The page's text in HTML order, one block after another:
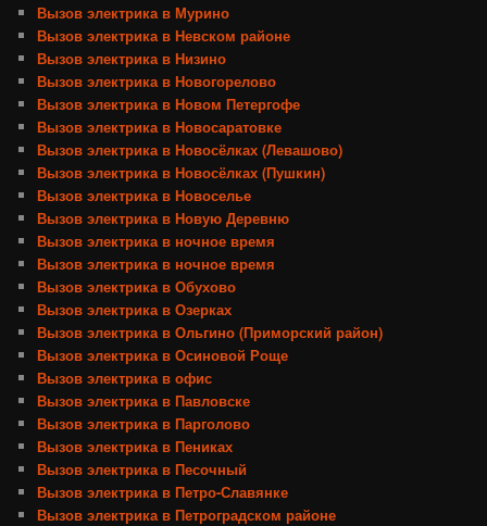
Вызов электрика в Мурино
Вызов электрика в Невском районе
Вызов электрика в Низино
Вызов электрика в Новогорелово
Вызов электрика в Новом Петергофе
Вызов электрика в Новосаратовке
Вызов электрика в Новосёлках (Левашово)
Вызов электрика в Новосёлках (Пушкин)
Вызов электрика в Новоселье
Вызов электрика в Новую Деревню
Вызов электрика в ночное время
Вызов электрика в ночное время
Вызов электрика в Обухово
Вызов электрика в Озерках
Вызов электрика в Ольгино (Приморский район)
Вызов электрика в Осиновой Роще
Вызов электрика в офис
Вызов электрика в Павловске
Вызов электрика в Парголово
Вызов электрика в Пениках
Вызов электрика в Песочный
Вызов электрика в Петро-Славянке
Вызов электрика в Петроградском районе